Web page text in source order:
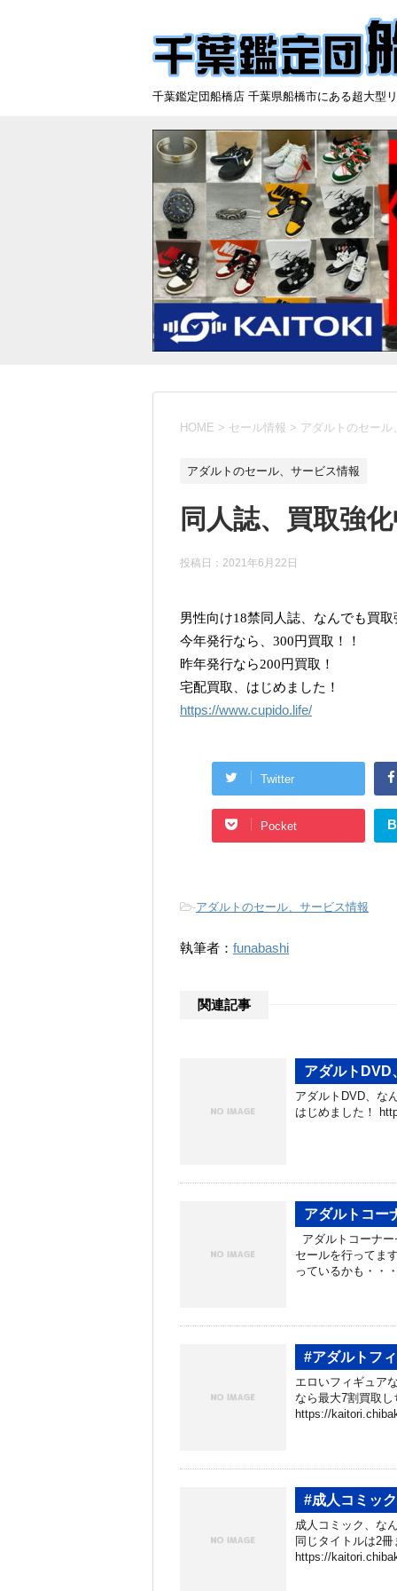
千葉鑑定団船橋店 千葉県船橋市にある超大
HOME > セール情報 > アダルトのセール
アダルトのセール、サービス情報
同人誌、買取強
投稿日： 2021年6月22日
男性向け18禁同人誌、なんでも買
今年発行なら、300円買取！！
昨年発行なら200円買取！
宅配買取、はじめました！
https://www.cupido.life/
Twitter
Pocket
-アダルトのセール、サービス情報
執筆者： funabashi
関連記事
アダルトDVD
アダルトDVD、な
はじめました！
アダルトコー
アダルトコーナ
セールを行ってま
っているかも・・
#アダルトフ
エロいフィギュア
なら最大7割買取
https://
#成人コミッ
成人コミック、な
同じタイトルは2
https://